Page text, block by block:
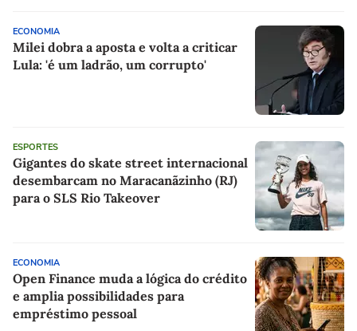
ECONOMIA
Milei dobra a aposta e volta a criticar
Lula: 'é um ladrão, um corrupto'
ESPORTES
Gigantes do skate street internacional
desembarcam no Maracanãzinho (RJ)
para o SLS Rio Takeover
ECONOMIA
Open Finance muda a lógica do crédito
e amplia possibilidades para
empréstimo pessoal